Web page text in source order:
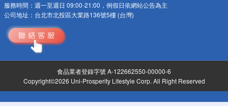
服務時間： 週一至週日 09:00-21:00，例假日依網站公告為主
公司地址： 台北市北投區大業路136號5樓 (台灣)
食品業者登錄字號 A-122662550-00000-6
Copyright©2026 Uni-Prosperity Lifestyle Corp. All Right Reserved